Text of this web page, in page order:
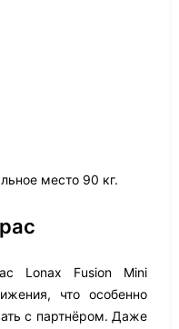
место 90 кг.
Lonax Fusion Mini
что особенно
с партнёром. Даже